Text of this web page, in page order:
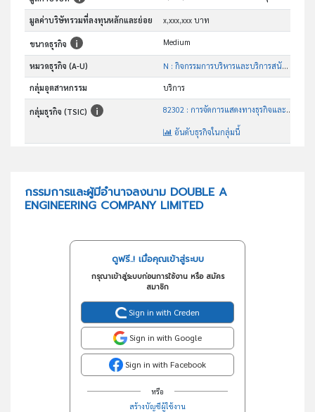
มูลค่าบริษัทรวมที่ลงทุนหลักและย่อย x,xxx,xxx บาท
ขนาดธุรกิจ Medium
หมวดธุรกิจ (A-U) N : กิจกรรมการบริหารและบริการสนับสนุน
กลุ่มอุตสาหกรรม บริการ
กลุ่มธุรกิจ (TSIC) 82302 : การจัดการแสดงทางธุรกิจและการแสดงสินค้า
อันดับธุรกิจในกลุ่มนี้
กรรมการและผู้มีอำนาจลงนาม DOUBLE A
ENGINEERING COMPANY LIMITED
ดูฟรี..! เมื่อคุณเข้าสู่ระบบ
กรุณาเข้าสู่ระบบก่อนการใช้งาน หรือ สมัคร
สมาชิก
Sign in with Creden
Sign in with Google
Sign in with Facebook
หรือ
สร้างบัญชีผู้ใช้งาน